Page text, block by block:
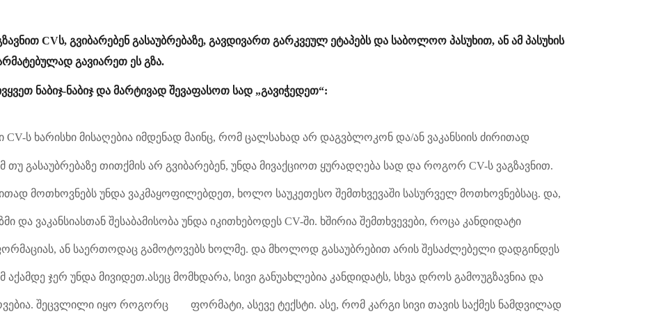
CVს, გვიბარებენ გასაუბრებაზე, გავდივართ გარკვეულ ეტაპებს და საბოლოო პასუხით, ან ამ პასუხის
გავიარეთ ეს გზა.
ნაბიჯ-ნაბიჯ და მარტივად შევაფასოთ სად „გავიჭედეთ“:
CV-ს ხარისხი მისაღებია იმდენად მაინც, რომ ცალსახად არ დაგვბლოკონ და/ან ვაკანსიის ძირითად
გასაუბრებაზე თითქმის არ გვიბარებენ, უნდა მივაქციოთ ყურადღება სად და როგორ CV-ს ვაგზავნით.
მოთხოვნებს უნდა ვაკმაყოფილებდეთ, ხოლო საუკეთესო შემთხვევაში სასურველ მოთხოვნებსაც. და,
და ვაკანსიასთან შესაბამისობა უნდა იკითხებოდეს CV-ში. ხშირია შემთხვევები, როცა კანდიდატი
ან საერთოდაც გამოტოვებს ხოლმე. და მხოლოდ გასაუბრებით არის შესაძლებელი დადგინდეს
აქამდე ჯერ უნდა მივიდეთ.ასეც მომხდარა, სივი განუახლებია კანდიდატს, სხვა დროს გამოუგზავნია და
შეცვლილი იყო როგორც ფორმატი, ასევე ტექსტი. ასე, რომ კარგი სივი თავის საქმეს ნამდვილად